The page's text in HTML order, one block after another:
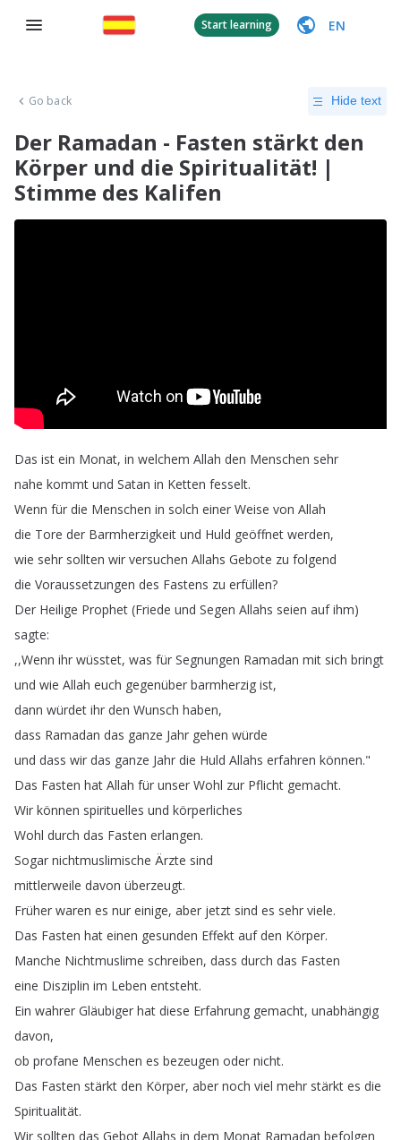
Start learning EN
Go back Hide text
Der Ramadan - Fasten stärkt den
Körper und die Spiritualität! |
Stimme des Kalifen
Das ist ein Monat, in welchem Allah den Menschen sehr
nahe kommt und Satan in Ketten fesselt.
Wenn für die Menschen in solch einer Weise von Allah
die Tore der Barmherzigkeit und Huld geöffnet werden,
wie sehr sollten wir versuchen Allahs Gebote zu folgend
die Voraussetzungen des Fastens zu erfüllen?
Der Heilige Prophet (Friede und Segen Allahs seien auf ihm)
sagte:
,,Wenn ihr wüsstet, was für Segnungen Ramadan mit sich bringt
und wie Allah euch gegenüber barmherzig ist,
dann würdet ihr den Wunsch haben,
dass Ramadan das ganze Jahr gehen würde
und dass wir das ganze Jahr die Huld Allahs erfahren können."
Das Fasten hat Allah für unser Wohl zur Pflicht gemacht.
Wir können spirituelles und körperliches
Wohl durch das Fasten erlangen.
Sogar nichtmuslimische Ärzte sind
mittlerweile davon überzeugt.
Früher waren es nur einige, aber jetzt sind es sehr viele.
Das Fasten hat einen gesunden Effekt auf den Körper.
Manche Nichtmuslime schreiben, dass durch das Fasten
eine Disziplin im Leben entsteht.
Ein wahrer Gläubiger hat diese Erfahrung gemacht, unabhängig
davon,
ob profane Menschen es bezeugen oder nicht.
Das Fasten stärkt den Körper, aber noch viel mehr stärkt es die
Spiritualität.
Wir sollten das Gebot Allahs in dem Monat Ramadan befolgen